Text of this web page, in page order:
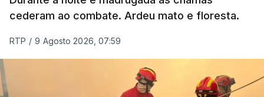
cederam ao combate. Ardeu mato e floresta.
RTP / 9 Agosto 2026, 07:59